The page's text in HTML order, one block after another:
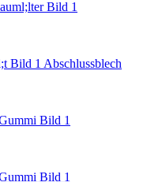
Abschlussblech